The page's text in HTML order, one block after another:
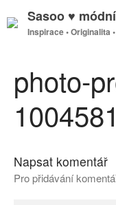
Sasoo ♥
Inspirace • Originalita
photo-
Napsat komentář
Pro přidávání